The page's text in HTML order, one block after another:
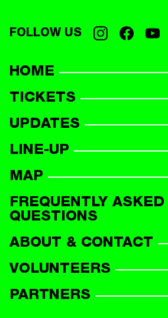
FOLLOW US
HOME
TICKETS
UPDATES
LINE-UP
LINE-UP OVERVIEW
MAP
FREQUENTLY ASKED
QUESTIONS
ABOUT & CONTACT
VOLUNTEERS
PARTNERS